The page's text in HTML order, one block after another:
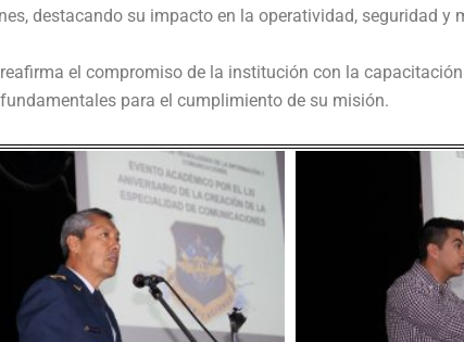
destacando su impacto en la operatividad, seguridad y
el compromiso de la institución con la
para el cumplimiento de su misión.